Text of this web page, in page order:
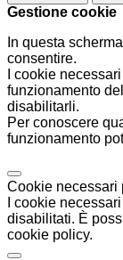
Gestione cookie
In questa
consentire.
I cookie
funzionamento
disabilitarli.
Per conoscere
funzionamento
Cookie necessari
I cookie
disabilitati. È
cookie policy.